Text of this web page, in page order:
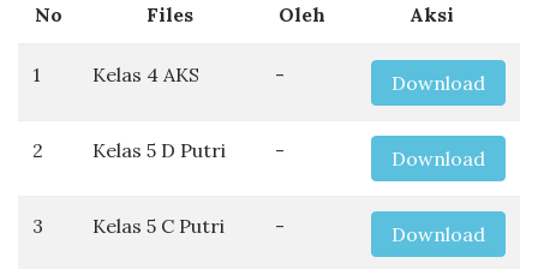
No Files Oleh Aksi
1 Kelas 4 AKS - Download
2 Kelas 5 D Putri - Download
3 Kelas 5 C Putri - Download